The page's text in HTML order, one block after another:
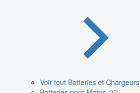
Voir tout Batteries et Chargeurs